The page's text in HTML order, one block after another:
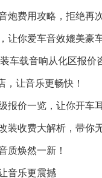
炮费用攻略，拒绝再
让你爱车音效媲美豪
车载音响从化区报价
让音乐更畅快！
报价一览，让你开车
装收费大解析，带你
质焕然一新！
音乐更震撼